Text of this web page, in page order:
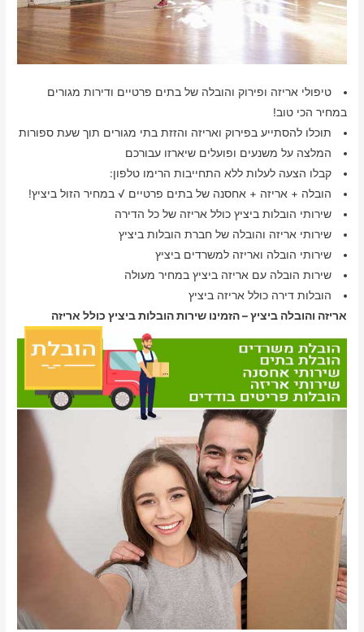
טיפולי אריזה ופירוק והובלה של בתים פרטיים ודירות מגורים
במחיר הכי טוב!
תוכלו להסתייע בפירוק ואריזה והזזת בתי מגורים תוך שעת ספורות
המלצה על משנעים ופועלים שיארזו עבורכם
קבלו הצעה לעלות ללא התחייבות הרימו טלפון:
הובלה + אריזה + אחסנה של בתים פרטיים √ במחיר הזול ביציץ!
שירותי הובלות ביציץ כולל אריזה של כל הדירה
שירותי אריזה והובלה של חברת הובלות ביציץ
שירותי הובלה ואריזה למשרדים ביציץ
שירות הובלה עם אריזה ביציץ במחיר מעולה
הובלות דירה כולל אריזה ביציץ
אריזה והובלה ביציץ – הזמינו שירות הובלות ביציץ כולל אריזה